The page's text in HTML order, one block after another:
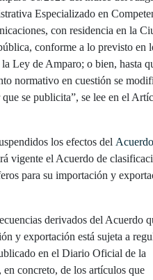
Especializado en
con residencia en la
conforme a lo previsto en
Ley de Amparo; o bien, hasta
normativo en cuestión se
se publicita”, se lee en el
los efectos del
vigente el Acuerdo de
para su importación y
derivados del Acuerdo
y exportación está sujeta a
en el Diario Oficial de la
concreto, de los artículos que